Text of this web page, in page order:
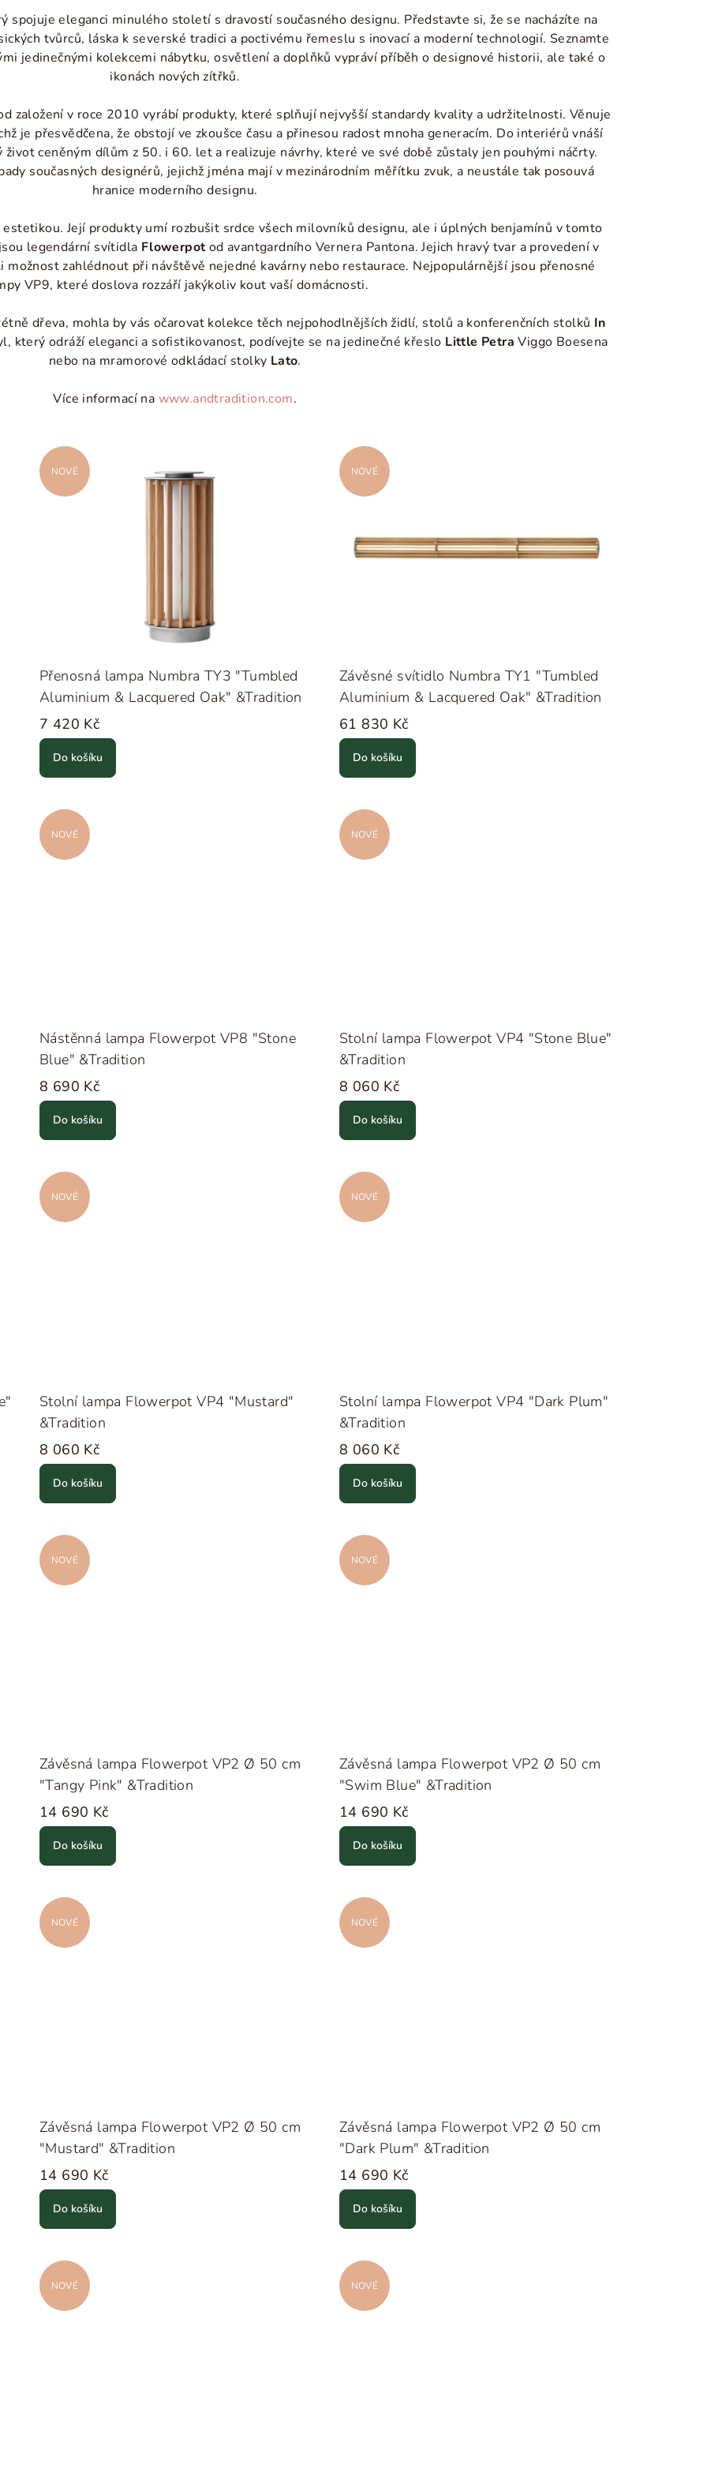
spojuje eleganci minulého století s dravostí současného designu. Představte si, že se nacházíte na
tvůrců, láska k severské tradici a poctivému řemeslu s inovací a moderní technologií. Seznamte
jedinečnými kolekcemi nábytku, osvětlení a doplňků vypráví příběh o designové historii, ale také o
ikonách nových zítřků.
založení v roce 2010 vyrábí produkty, které splňují nejvyšší standardy kvality a udržitelnosti. Věnuje
je přesvědčena, že obstojí ve zkoušce času a přinesou radost mnoha generacím. Do interiérů vnáší
ceněným dílům z 50. i 60. let a realizuje návrhy, které ve své době zůstaly jen pouhými náčrty.
současných designérů, jejichž jména mají v mezinárodním měřítku zvuk, a neustále tak posouvá
hranice moderního designu.
Její produkty umí rozbušit srdce všech milovníků designu, ale i úplných benjamínů v tomto
legendární svítidla Flowerpotod avantgardního Vernera Pantona. Jejich hravý tvar a provedení v
zahlédnout při návštěvě nejedné kavárny nebo restaurace. Nejpopulárnější jsou přenosné
VP9, které doslova rozzáří jakýkoliv kout vaší domácnosti.
dřeva, mohla by vás očarovat kolekce těch nejpohodlnějších židlí, stolů a konferenčních stolků In
který odráží eleganci a sofistikovanost, podívejte se na jedinečné křeslo Little Petra Viggo Boesena
nebo na mramorové odkládací stolky Lato.
Více informací na www.andtradition.com.
NOVÉ
Přenosná lampa Numbra TY3 "Tumbled
Aluminium & Lacquered Oak" &Tradition
7 420 Kč
Do košíku
NOVÉ
Závěsné svítidlo Numbra TY1 "Tumbled
Aluminium & Lacquered Oak" &Tradition
61 830 Kč
Do košíku
NOVÉ
Nástěnná lampa Flowerpot VP8 "Stone
Blue" &Tradition
8 690 Kč
Do košíku
NOVÉ
Stolní lampa Flowerpot VP4 "Stone Blue"
&Tradition
8 060 Kč
Do košíku
NOVÉ
Stolní lampa Flowerpot VP4 "Mustard"
&Tradition
8 060 Kč
Do košíku
NOVÉ
Stolní lampa Flowerpot VP4 "Dark Plum"
&Tradition
8 060 Kč
Do košíku
NOVÉ
Závěsná lampa Flowerpot VP2 Ø 50 cm
"Tangy Pink" &Tradition
14 690 Kč
Do košíku
NOVÉ
Závěsná lampa Flowerpot VP2 Ø 50 cm
"Swim Blue" &Tradition
14 690 Kč
Do košíku
NOVÉ
Závěsná lampa Flowerpot VP2 Ø 50 cm
"Mustard" &Tradition
14 690 Kč
Do košíku
NOVÉ
Závěsná lampa Flowerpot VP2 Ø 50 cm
"Dark Plum" &Tradition
14 690 Kč
Do košíku
NOVÉ NOVÉ